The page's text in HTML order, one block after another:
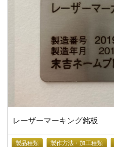
レーザーマーキング銘板
製品種類 製作方法・加工種類